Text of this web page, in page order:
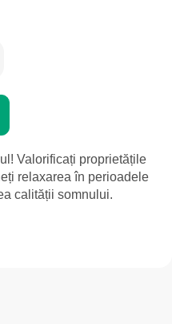
Valorificați proprietățile
relaxarea în perioadele
calității somnului.